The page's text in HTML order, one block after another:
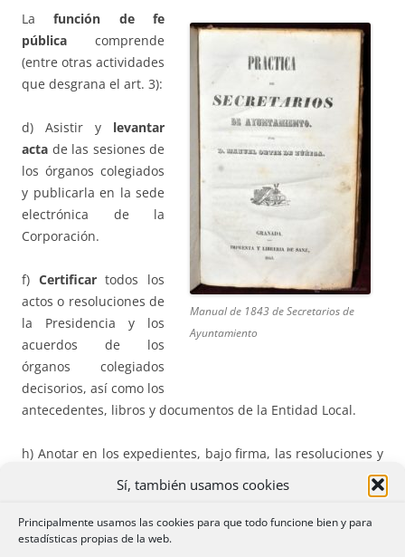
Sí, también usamos cookies
Principalmente usamos las cookies para que todo funcione bien y para
estadísticas propias de la web.
Manual de 1843 de Secretarios de
Ayuntamiento
Lafunción de fe
pública comprende
(entre otras actividades
que desgrana el art. 3):
d) Asistir y levantar
acta de las sesiones de
los órganos colegiados
y publicarla en la sede
electrónica de la
Corporación.
f) Certificartodos los
actos o resoluciones de
la Presidencia y los
acuerdos de los
órganos colegiados
decisorios, así como los
antecedentes, libros y documentos de la Entidad Local.
h) Anotar en los expedientes, bajo firma, las resoluciones y
acuerdos que recaigan, así como
dichas
resoluciones y acuerdos en la forma establecida en la
normativa aplicable.